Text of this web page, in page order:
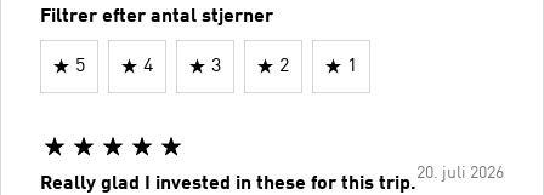
Filtrer efter antal stjerner
5 4 3 2 1
20. juli 2026
Really glad I invested in these for this trip.